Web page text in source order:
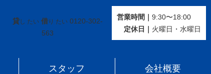
貸し たい 借り たい 0120-302-
563
営業時間｜ 9:30〜18:00
定休⽇｜ 火曜⽇・水曜⽇
スタッフ 会社概要